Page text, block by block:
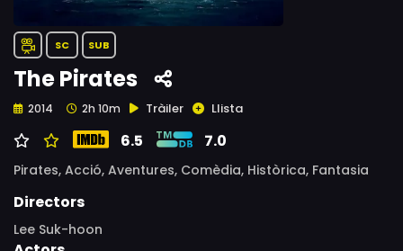
SC SUB
The Pirates
2014 2h 10m Tràiler Llista
6.5 7.0
Pirates, Acció, Aventures, Comèdia, Històrica, Fantasia
Directors
Lee Suk-hoon